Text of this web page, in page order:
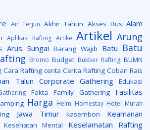
Air Terjun Akhir Tahun Akses Bus Alam
Aplikasi Rafting Artike Artikel Arung
Arus Sungai Barang Wajib Batu Batu
Bromo Budget Bukber Rafting BUMN
Cara Rafting cerita Cerita Rafting Coban Rais
Talun Corporate Gathering Edukasi
Fakta Family Gathering Fasilitas
Harga Helm Homestay Hotel Murah
Jawa Timur kasembon Keamanan
Kesehatan Mental Keselamatan Rafting